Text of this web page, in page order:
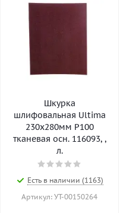
Шкурка
шлифовальная Ultima
230х280мм Р100
тканевая осн. 116093, ,
л.
Есть в наличии (1163)
Артикул: УТ-00150264